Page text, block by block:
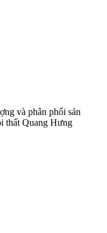
và phân phối sản
thất Quang Hưng